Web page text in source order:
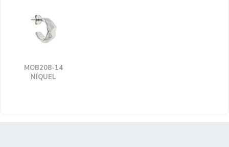
MOB208-14
NÍQUEL